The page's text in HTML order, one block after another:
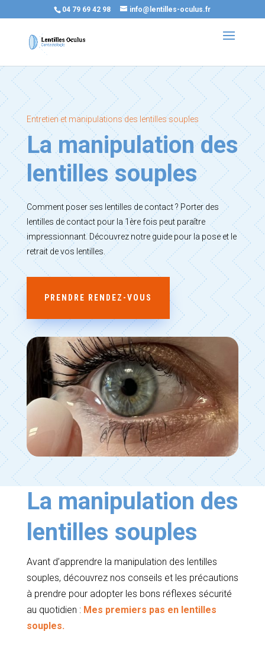
04 79 69 42 98 info@lentilles-oculus.fr
Entretien et manipulations des lentilles souples
La manipulation des
lentilles souples
Comment poser ses lentilles de contact ? Porter des
lentilles de contact pour la 1ère fois peut paraître
impressionnant. Découvrez notre guide pour la pose et le
retrait de vos lentilles.
PRENDRE RENDEZ-VOUS
La manipulation des
lentilles souples
Avant d’apprendre la manipulation des lentilles
souples, découvrez nos conseils et les précautions
à prendre pour adopter les bons réflexes sécurité
au quotidien : Mes premiers pas en lentilles
souples.